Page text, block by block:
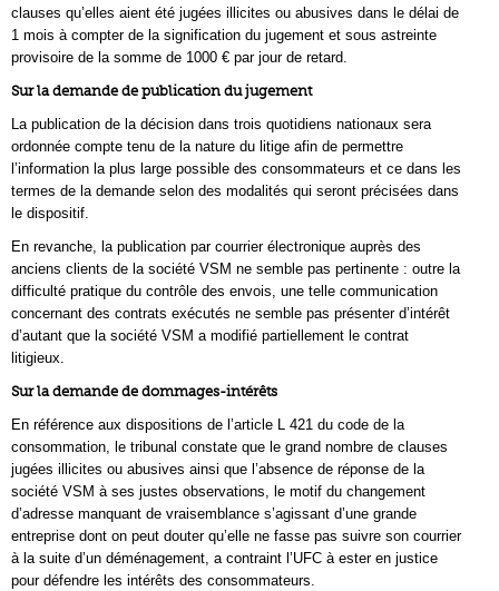
clauses qu’elles aient été jugées illicites ou abusives dans le délai de
1 mois à compter de la signification du jugement et sous astreinte
provisoire de la somme de 1000 € par jour de retard.
Sur la demande de publication du jugement
La publication de la décision dans trois quotidiens nationaux sera
ordonnée compte tenu de la nature du litige afin de permettre
l’information la plus large possible des consommateurs et ce dans les
termes de la demande selon des modalités qui seront précisées dans
le dispositif.
En revanche, la publication par courrier électronique auprès des
anciens clients de la société VSM ne semble pas pertinente : outre la
difficulté pratique du contrôle des envois, une telle communication
concernant des contrats exécutés ne semble pas présenter d’intérêt
d’autant que la société VSM a modifié partiellement le contrat
litigieux.
Sur la demande de dommages-intérêts
En référence aux dispositions de l’article L 421 du code de la
consommation, le tribunal constate que le grand nombre de clauses
jugées illicites ou abusives ainsi que l’absence de réponse de la
société VSM à ses justes observations, le motif du changement
d’adresse manquant de vraisemblance s’agissant d’une grande
entreprise dont on peut douter qu’elle ne fasse pas suivre son courrier
à la suite d’un déménagement, a contraint l’UFC à ester en justice
pour défendre les intérêts des consommateurs.